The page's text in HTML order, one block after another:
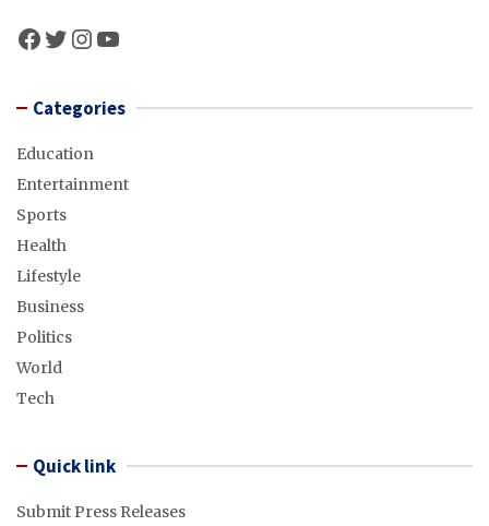
Facebook
Twitter
Instagram
YouTube
Categories
Education
Entertainment
Sports
Health
Lifestyle
Business
Politics
World
Tech
Quick link
Submit Press Releases